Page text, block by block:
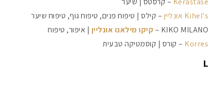
Kihel's אונליין
– קילס | טיפוח פנים, טיפוח גוף, טיפוח שיער
KIKO MILANO –
קיקו מילאנו אונליין | איפור, טיפוח
Korres – קורס | קוסמטיקה טבעית
L